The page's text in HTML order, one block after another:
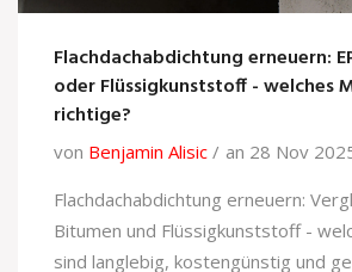
Flachdachabdichtung erneuern:
oder Flüssigkunststoff - welches
richtige?
von Benjamin Alisic
an 28 Nov
Flachdachabdichtung erneuern:
Bitumen und Flüssigkunststoff -
sind langlebig, kostengünstig und